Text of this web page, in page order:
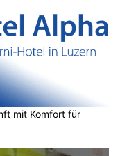
mit Komfort für